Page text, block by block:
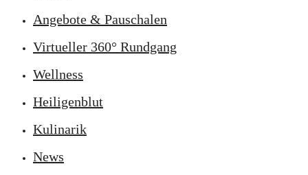
Angebote & Pauschalen
Virtueller 360° Rundgang
Wellness
Heiligenblut
Kulinarik
News